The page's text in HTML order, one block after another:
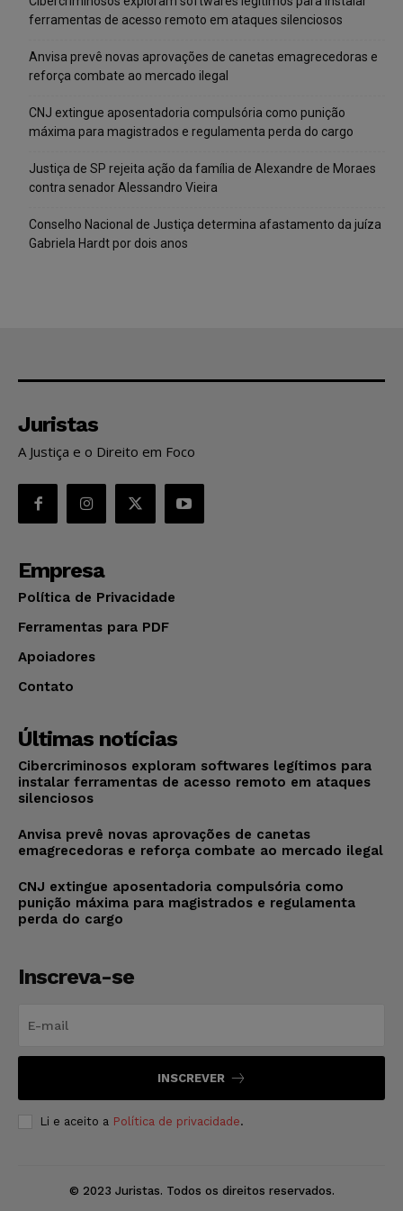
ferramentas de acesso remoto em ataques silenciosos
Anvisa prevê novas aprovações de canetas emagrecedoras e
reforça combate ao mercado ilegal
CNJ extingue aposentadoria compulsória como punição
máxima para magistrados e regulamenta perda do cargo
Justiça de SP rejeita ação da família de Alexandre de Moraes
contra senador Alessandro Vieira
Conselho Nacional de Justiça determina afastamento da juíza
Gabriela Hardt por dois anos
Juristas
A Justiça e o Direito em Foco
Empresa
Política de Privacidade
Ferramentas para PDF
Apoiadores
Contato
Últimas notícias
Cibercriminosos exploram softwares legítimos para
instalar ferramentas de acesso remoto em ataques
silenciosos
Anvisa prevê novas aprovações de canetas
emagrecedoras e reforça combate ao mercado ilegal
CNJ extingue aposentadoria compulsória como
punição máxima para magistrados e regulamenta
perda do cargo
Inscreva-se
INSCREVER
Li e aceito a Política de privacidade.
© 2023 Juristas. Todos os direitos reservados.